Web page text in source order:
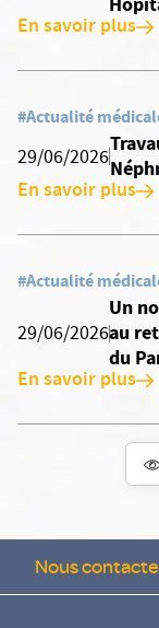
En savoir plus
#Actualité
29/06/2026
En savoir plus
#Actualité
29/06/2026
Un
au
du
En savoir plus
Nous